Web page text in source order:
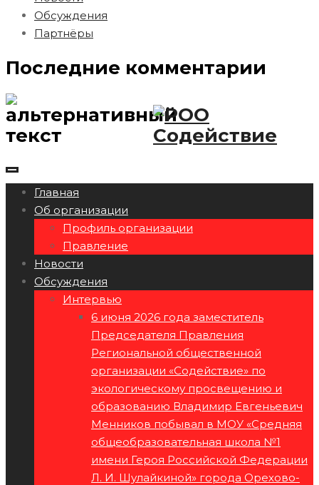
Обсуждения
Партнёры
Последние комментарии
Главная
Об организации
Профиль организации
Правление
Новости
Обсуждения
Интервью
6 июня 2026 года заместитель
Председателя Правления
Региональной общественной
организации «Содействие» по
экологическому просвещению и
образованию Владимир Евгеньевич
Менников побывал в МОУ «Средняя
общеобразовательная школа №1
имени Героя Российской Федерации
Л. И. Шулайкиной» города Орехово-